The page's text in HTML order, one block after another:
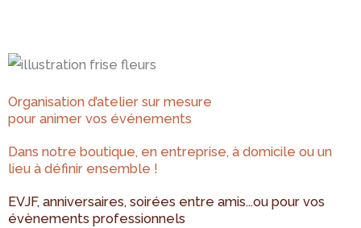
Organisation d’atelier sur mesure
pour animer vos événements
Dans notre boutique, en entreprise, à domicile ou un
lieu à définir ensemble !
EVJF, anniversaires, soirées entre amis...​ou pour vos
évènements professionnels